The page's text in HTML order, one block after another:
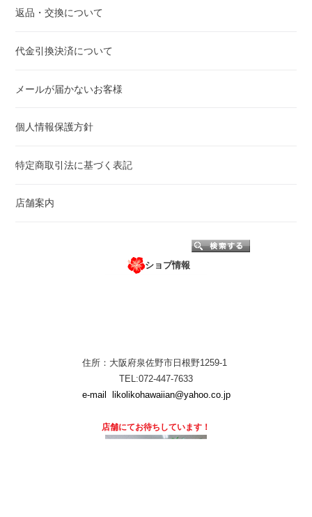
返品・交換について
代金引換決済について
メールが届かないお客様
個人情報保護方針
特定商取引法に基づく表記
店舗案内
ショプ情報
住所：大阪府泉佐野市日根野1259-1
TEL:072-447-7633
e-mail
likolikohawaiian@yahoo.co.jp
店舗にてお待ちしています！